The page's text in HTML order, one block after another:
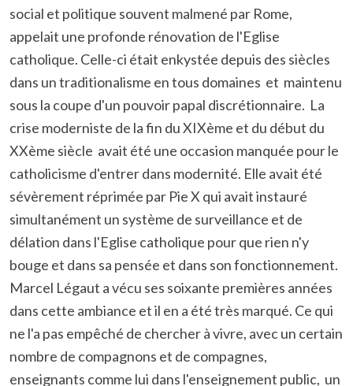
social et politique souvent malmené par Rome,
appelait une profonde rénovation de l'Eglise
catholique. Celle-ci était enkystée depuis des siècles
dans un traditionalisme en tous domaines et maintenu
sous la coupe d'un pouvoir papal discrétionnaire. La
crise moderniste de la fin du XIXème et du début du
XXème siècle avait été une occasion manquée pour le
catholicisme d'entrer dans modernité. Elle avait été
sévèrement réprimée par Pie X qui avait instauré
simultanément un système de surveillance et de
délation dans l'Eglise catholique pour que rien n'y
bouge et dans sa pensée et dans son fonctionnement.
Marcel Légaut a vécu ses soixante premières années
dans cette ambiance et il en a été très marqué. Ce qui
ne l'a pas empêché de chercher à vivre, avec un certain
nombre de compagnons et de compagnes,
enseignants comme lui dans l'enseignement public, un